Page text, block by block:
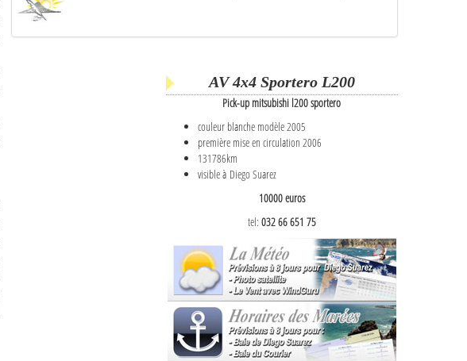
AV 4x4 Sportero L200
Pick-up mitsubishi l200 sportero
couleur blanche modèle 2005
première mise en circulation 2006
131786km
visible à Diego Suarez
10000 euros
tel: 032 66 651 75